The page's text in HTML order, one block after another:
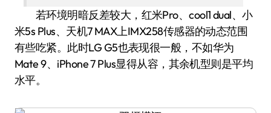
若环境明暗反差较大，红米Pro、cool1 dual、小
米5s Plus、天机7 MAX上IMX258传感器的动态范围
有些吃紧。此时LG G5也表现很一般，不如华为
Mate 9、iPhone 7 Plus显得从容，其余机型则是平均
水平。